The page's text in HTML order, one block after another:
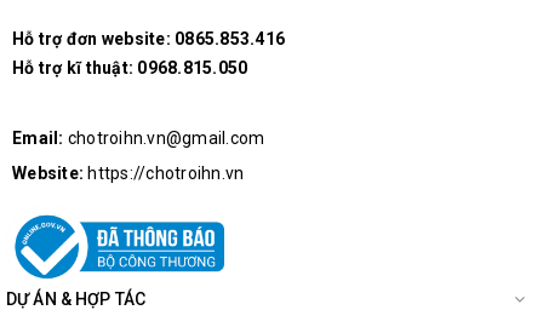
Hỗ trợ đơn website: 0865.853.416
Hỗ trợ kĩ thuật: 0968.815.050
Email: chotroihn.vn@gmail.com
Website: https://chotroihn.vn
DỰ ÁN & HỢP TÁC